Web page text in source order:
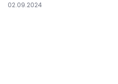
02.09.2024